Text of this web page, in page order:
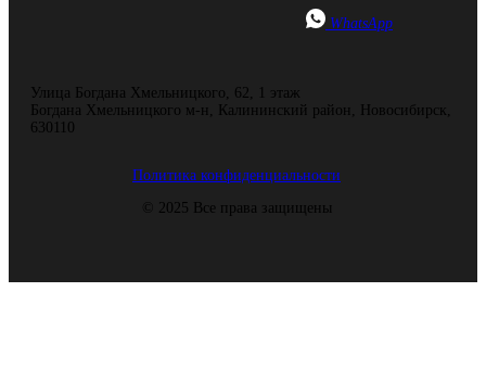
WhatsApp
Улица Богдана Хмельницкого, 62, ​1 этаж
Богдана Хмельницкого м-н, Калининский район, Новосибирск,
630110
Политика конфиденциальности
© 2025 Все права защищены